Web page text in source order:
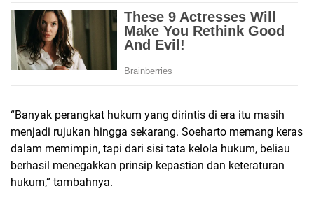
“Banyak perangkat hukum yang dirintis di era itu masih
menjadi rujukan hingga sekarang. Soeharto memang keras
dalam memimpin, tapi dari sisi tata kelola hukum, beliau
berhasil menegakkan prinsip kepastian dan keteraturan
hukum,” tambahnya.